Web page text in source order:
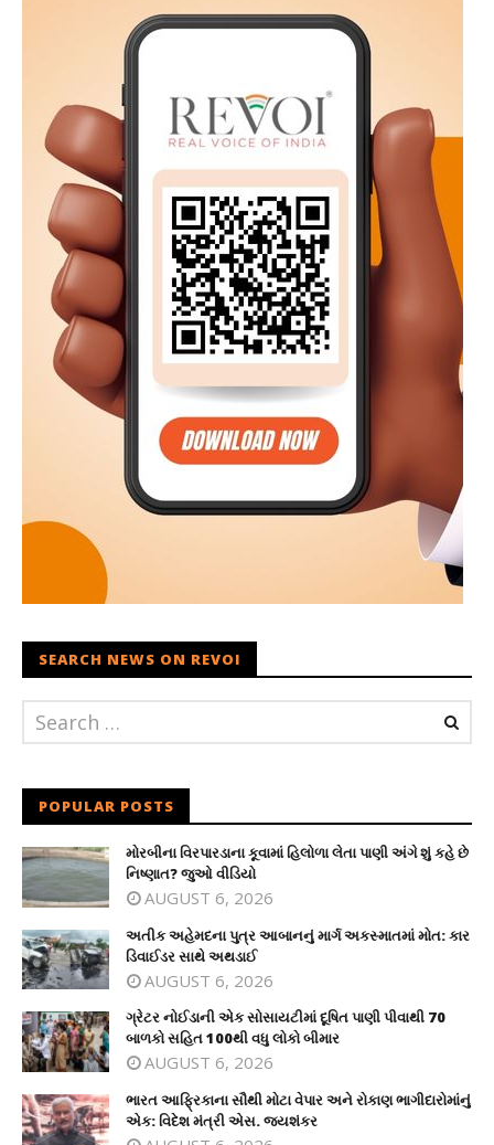
SEARCH NEWS ON REVOI
POPULAR POSTS
મોરબીના વિરપારડાના કૂવામાં હિલોળા લેતા પાણી અંગે શું કહે છે
નિષ્ણાત? જુઓ વીડિયો
AUGUST 6, 2026
અતીક અહેમદના પુત્ર આબાનનું માર્ગ અકસ્માતમાં મોત: કાર
ડિવાઈડર સાથે અથડાઈ
AUGUST 6, 2026
ગ્રેટર નોઈડાની એક સોસાયટીમાં દૂષિત પાણી પીવાથી 70
બાળકો સહિત 100થી વધુ લોકો બીમાર
AUGUST 6, 2026
ભારત આફ્રિકાના સૌથી મોટા વેપાર અને રોકાણ ભાગીદારોમાંનું
એક: વિદેશ મંત્રી એસ. જયશંકર